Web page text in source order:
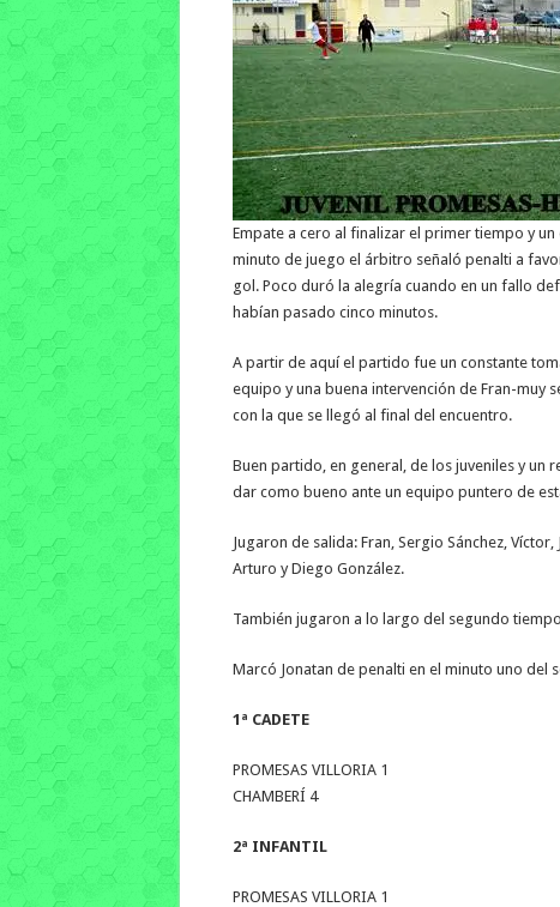
Empate a cero al finalizar el primer tiempo y
minuto de juego el árbitro señaló penalti a
gol. Poco duró la alegría cuando en un fallo
habían pasado cinco minutos.
A partir de aquí el partido fue un constante
equipo y una buena intervención de Fran-
con la que se llegó al final del encuentro.
Buen partido, en general, de los juveniles y
dar como bueno ante un equipo puntero de
Jugaron de salida: Fran, Sergio Sánchez,
Arturo y Diego González.
También jugaron a lo largo del segundo
Marcó Jonatan de penalti en el minuto uno del
1ª CADETE
PROMESAS VILLORIA 1
CHAMBERÍ 4
2ª INFANTIL
PROMESAS VILLORIA 1